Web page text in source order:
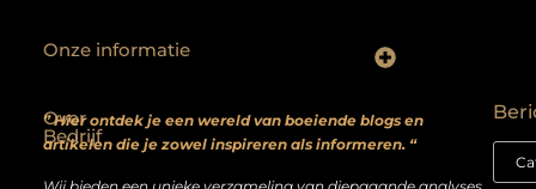
Over
Bedrijf
” Hier ontdek je een wereld van boeiende blogs en
artikelen die je zowel inspireren als informeren. “
Onze informatie